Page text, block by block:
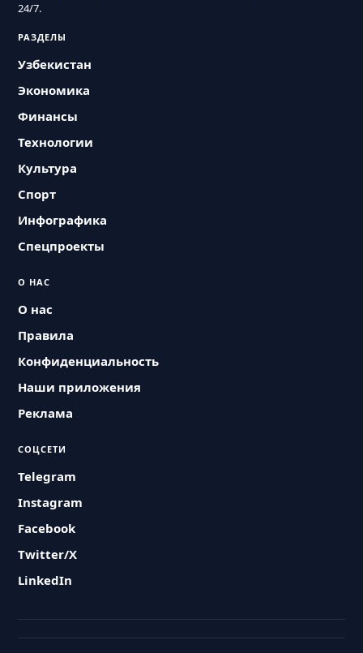
24/7.
РАЗДЕЛЫ
Узбекистан
Экономика
Финансы
Технологии
Культура
Спорт
Инфографика
Спецпроекты
О НАС
О нас
Правила
Конфиденциальность
Наши приложения
Реклама
СОЦСЕТИ
Telegram
Instagram
Facebook
Twitter/X
LinkedIn